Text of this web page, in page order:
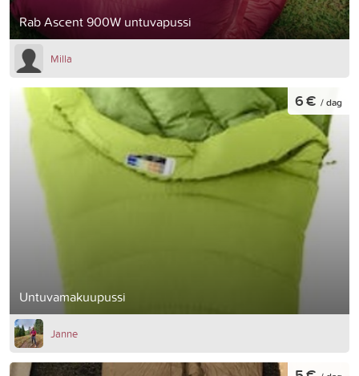
Rab Ascent 900W untuvapussi
Milla
Untuvamakuupussi
6 € / dag
Janne